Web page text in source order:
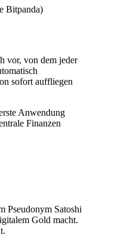
Bitpanda)
vor, von dem jeder
sofort auffliegen
Anwendung
Finanzen
Pseudonym Satoshi
Gold macht.